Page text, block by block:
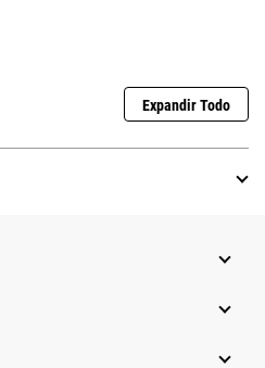
Expandir Todo